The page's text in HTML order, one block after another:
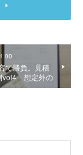
で勝負。見積
vol4 想定外の